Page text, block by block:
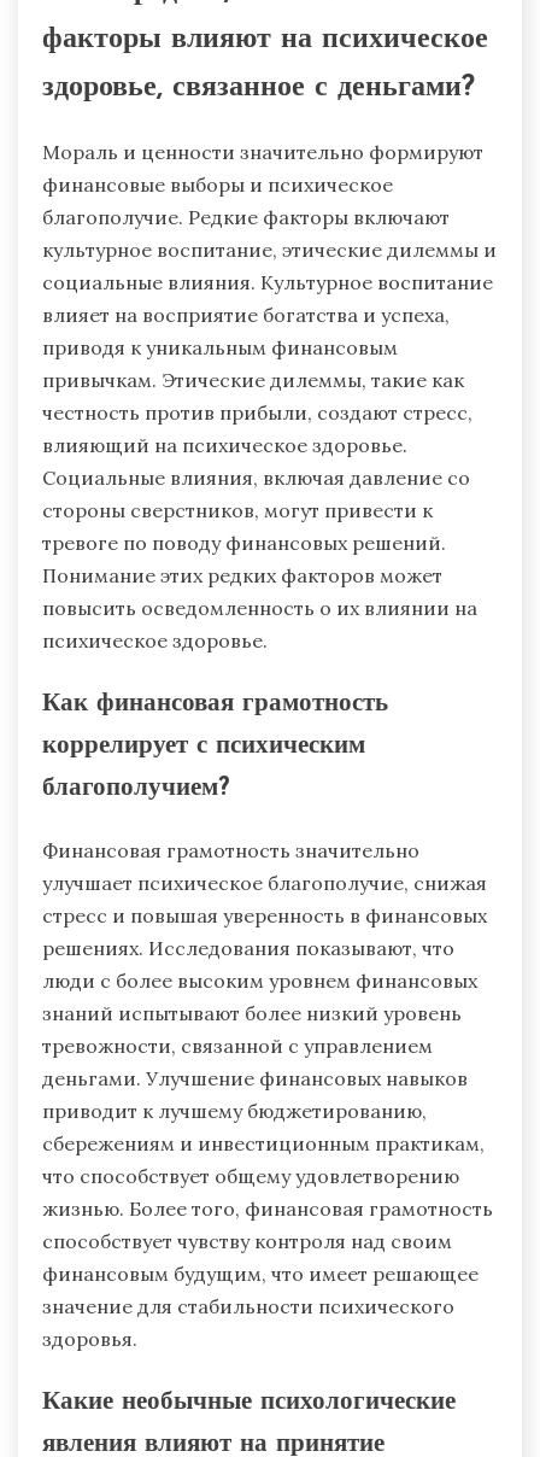
факторы влияют на психическое
здоровье, связанное с деньгами?
Мораль и ценности значительно формируют
финансовые выборы и психическое
благополучие. Редкие факторы включают
культурное воспитание, этические дилеммы и
социальные влияния. Культурное воспитание
влияет на восприятие богатства и успеха,
приводя к уникальным финансовым
привычкам. Этические дилеммы, такие как
честность против прибыли, создают стресс,
влияющий на психическое здоровье.
Социальные влияния, включая давление со
стороны сверстников, могут привести к
тревоге по поводу финансовых решений.
Понимание этих редких факторов может
повысить осведомленность о их влиянии на
психическое здоровье.
Как финансовая грамотность
коррелирует с психическим
благополучием?
Финансовая грамотность значительно
улучшает психическое благополучие, снижая
стресс и повышая уверенность в финансовых
решениях. Исследования показывают, что
люди с более высоким уровнем финансовых
знаний испытывают более низкий уровень
тревожности, связанной с управлением
деньгами. Улучшение финансовых навыков
приводит к лучшему бюджетированию,
сбережениям и инвестиционным практикам,
что способствует общему удовлетворению
жизнью. Более того, финансовая грамотность
способствует чувству контроля над своим
финансовым будущим, что имеет решающее
значение для стабильности психического
здоровья.
Какие необычные психологические
явления влияют на принятие